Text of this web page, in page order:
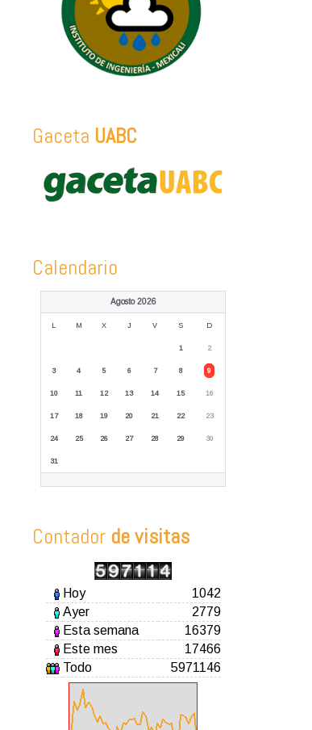
Gaceta UABC
Calendario
Agosto 2026
L M X J V S D
1 2
3 4 5 6 7 8 9
10 11 12 13 14 15 16
17 18 19 20 21 22 23
24 25 26 27 28 29 30
31
Contador de visitas
Hoy
1042
Ayer
2779
Esta semana
16379
Este mes
17466
Todo
5971146